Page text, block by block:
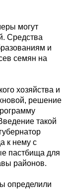
могут
Средства
и
семян на
хозяйства и
решение
такой
к нему с
пастбища для
районов.
определили